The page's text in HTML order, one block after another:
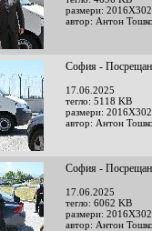
размери:
автор: Антон
София -
17.06.2025
тегло: 5118 KB
размери:
автор: Антон
София -
17.06.2025
тегло: 6062 KB
размери:
автор: Антон